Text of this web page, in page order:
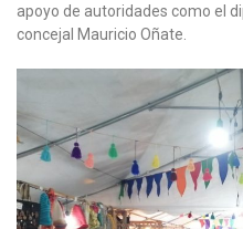
apoyo de autoridades como el
concejal Mauricio Oñate.